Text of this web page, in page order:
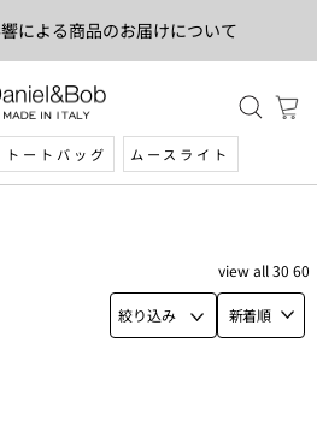
による商品のお届けについて
トートバッグ ムースライト
絞り込み 新着順
viewall30 60